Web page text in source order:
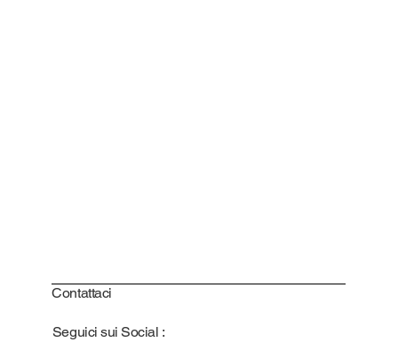
Contattaci
Seguici sui Social :